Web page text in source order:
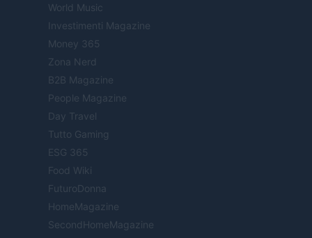
World Music
Investimenti Magazine
Money 365
Zona Nerd
B2B Magazine
People Magazine
Day Travel
Tutto Gaming
ESG 365
Food Wiki
FuturoDonna
HomeMagazine
SecondHomeMagazine